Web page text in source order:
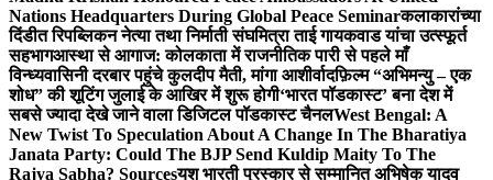
Nations Headquarters During Global Peace Seminarकलाकारांच्या
दिंडीत रिपब्लिकन नेत्या तथा निर्माती संघमित्रा ताई गायकवाड यांचा उत्स्फूर्त
सहभागआस्था से आगाज: कोलकाता में राजनीतिक पारी से पहले माँ
विन्ध्यवासिनी दरबार पहुंचे कुलदीप मैती, मांगा आशीर्वादफ़िल्म “अभिमन्यु – एक
शोध” की शूटिंग जुलाई के आखिर में शुरू होगी‘भारत पॉडकास्ट’ बना देश में
सबसे ज्यादा देखे जाने वाला डिजिटल पॉडकास्ट चैनलWest Bengal: A
New Twist To Speculation About A Change In The Bharatiya
Janata Party: Could The BJP Send Kuldip Maity To The
Rajya Sabha? Sourcesयश भारती पुरस्कार से सम्मानित अभिषेक यादव